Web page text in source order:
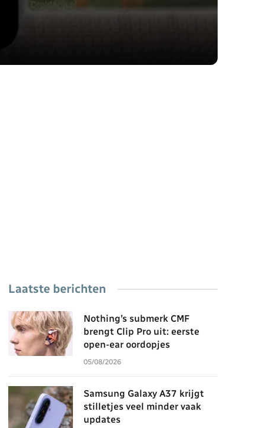
Laatste berichten
Nothing’s submerk CMF
brengt Clip Pro uit: eerste
open-ear oordopjes
05/08/2026
Samsung Galaxy A37 krijgt
stilletjes veel minder vaak
updates